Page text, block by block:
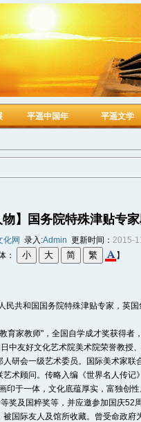
平遥中国年 平遥文学
物】国务院特殊津贴专
化网 录入:Admin 更新时间： 2015-
：
】
民共和国国务院特殊津贴专家，英
育家教师"，全国自学成才奖获得
中友好文化艺术院美术院荣誉教授
研会一级艺术委员。国际美术家
艺术顾问。传略入编《世界名人传记
印于一体，文化底蕴厚实，富独创
奖及国粹奖等，并应邀参加国庆52
国际友人及馆所收藏。曾受命政